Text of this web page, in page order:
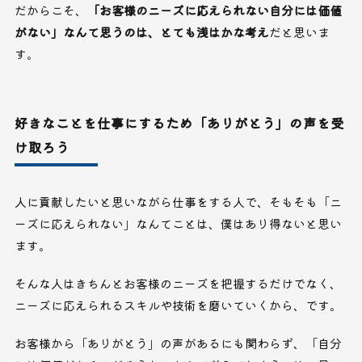
だからこそ、
「お客様のニーズに応えられない自分には価値
がない」なんて思うのは、とても浅はかな考えだと思いま
す。
好きなことを仕事にするため「ありがとう」の声を受
け取ろう
人に貢献したいと思いながら仕事をする人で、そもそも「ニ
ーズに応えられない」なんてことは、僕はあり得ないと思い
ます。
そんな人はきちんとお客様のニーズを把握するだけでなく、
ニーズに応えられるスキルや技術を磨いていくから、です。
お客様から「ありがとう」の声があるにも関わらず、「自分